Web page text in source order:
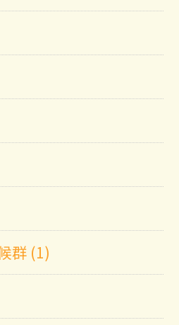
群 (1)